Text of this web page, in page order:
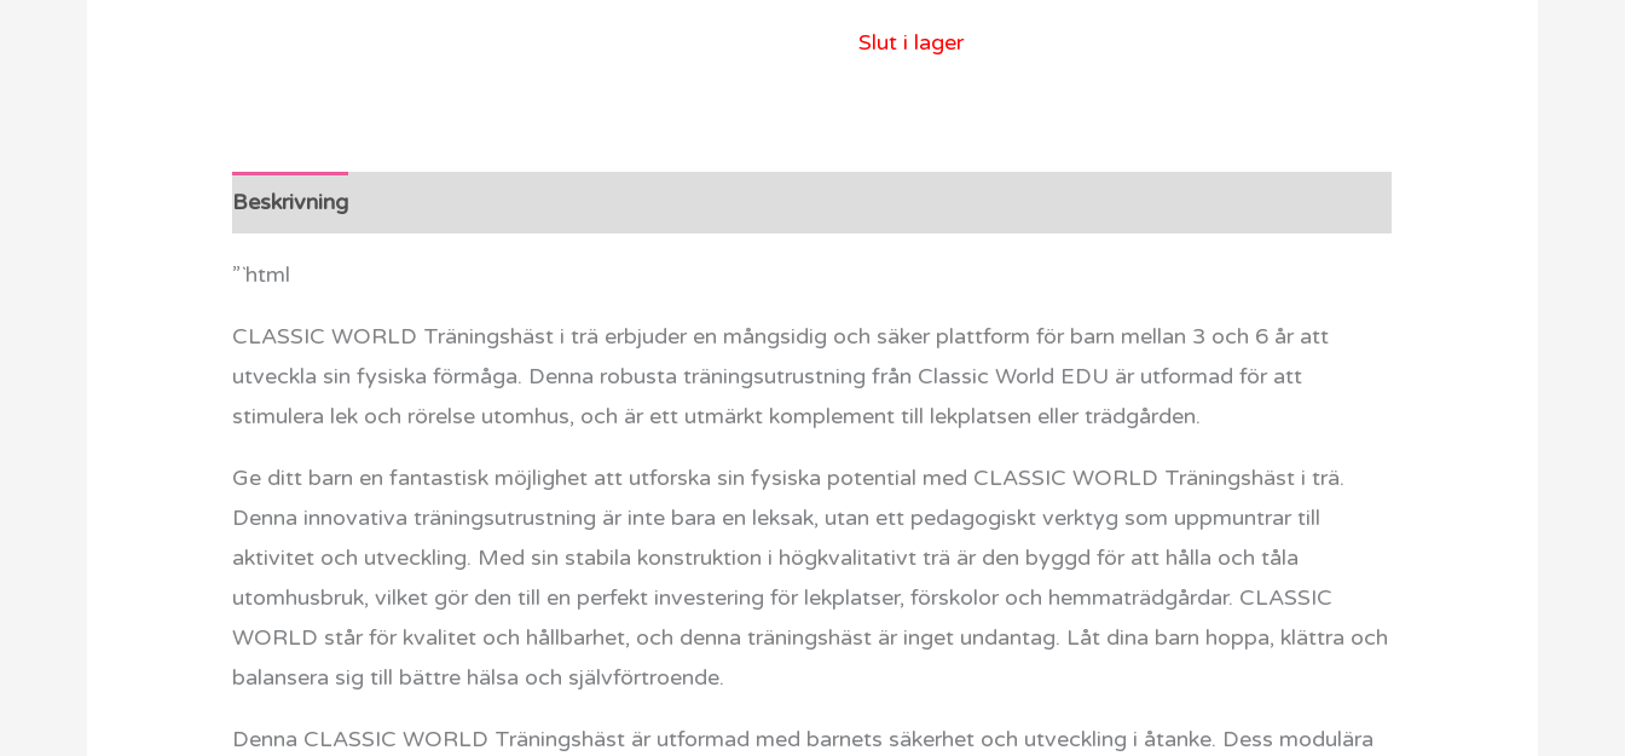
Slut i lager
Beskrivning
”`html
CLASSIC WORLD Träningshäst i trä erbjuder en mångsidig och säker plattform för barn mellan 3 och 6 år att
utveckla sin fysiska förmåga. Denna robusta träningsutrustning från Classic World EDU är utformad för att
stimulera lek och rörelse utomhus, och är ett utmärkt komplement till lekplatsen eller trädgården.
Ge ditt barn en fantastisk möjlighet att utforska sin fysiska potential med CLASSIC WORLD Träningshäst i trä.
Denna innovativa träningsutrustning är inte bara en leksak, utan ett pedagogiskt verktyg som uppmuntrar till
aktivitet och utveckling. Med sin stabila konstruktion i högkvalitativt trä är den byggd för att hålla och tåla
utomhusbruk, vilket gör den till en perfekt investering för lekplatser, förskolor och hemmaträdgårdar. CLASSIC
WORLD står för kvalitet och hållbarhet, och denna träningshäst är inget undantag. Låt dina barn hoppa, klättra och
balansera sig till bättre hälsa och självförtroende.
Denna CLASSIC WORLD Träningshäst är utformad med barnets säkerhet och utveckling i åtanke. Dess modulära